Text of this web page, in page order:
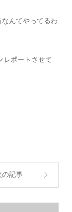
んてやってるわ
ポートさせて
の記事